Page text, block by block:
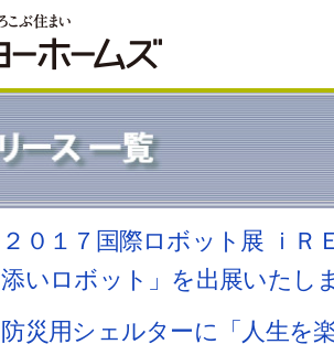
２０１７国際ロボット展 ｉＲ
添いロボット」を出展いたし
防災用シェルターに「人生を